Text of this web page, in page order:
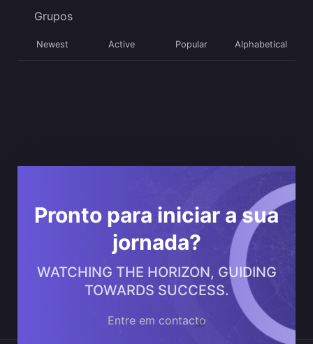
Grupos
Newest Active Popular Alphabetical
Pronto para iniciar a sua
jornada?
WATCHING THE HORIZON, GUIDING
TOWARDS SUCCESS.
Entre em contacto